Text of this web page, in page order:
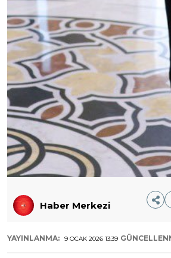
Haber Merkezi
YAYINLANMA: 9 OCAK 2026 13:39